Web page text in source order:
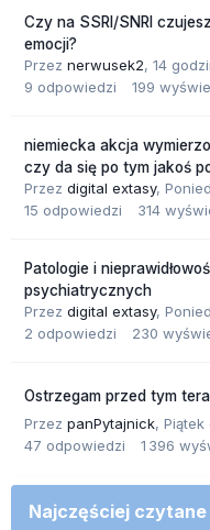
Czy na SSRI/SNRI
emocji?
Przez nerwusek2, 14
9 odpowiedzi 199
niemiecka akcja
czy da się po tym jakoś
Przez digital extasy,
15 odpowiedzi 314
Patologie i
psychiatrycznych
Przez digital extasy,
2 odpowiedzi 230
Ostrzegam przed tym
Przez panPytajnick, Piątek
47 odpowiedzi 1 396
Najczęściej czytane